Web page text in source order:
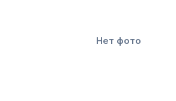
Нет фото